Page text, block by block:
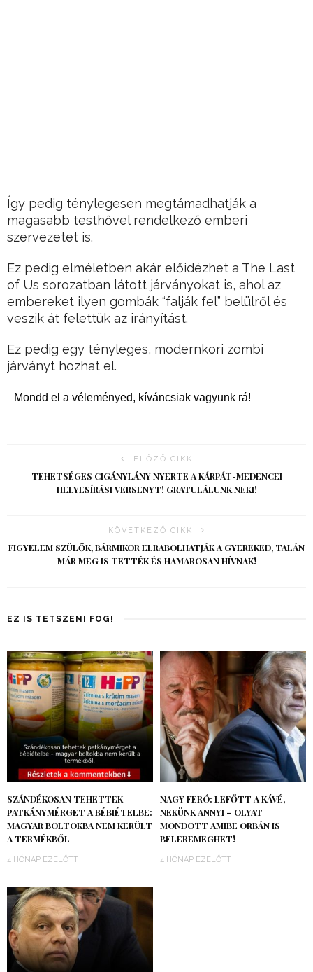
Így pedig ténylegesen megtámadhatják a
magasabb testhővel rendelkező emberi
szervezetet is.
Ez pedig elméletben akár előidézhet a The Last
of Us sorozatban látott járványokat is, ahol az
embereket ilyen gombák “falják fel” belülről és
veszik át felettük az irányítást.
Ez pedig egy tényleges, modernkori zombi
járványt hozhat el.
Mondd el a véleményed, kíváncsiak vagyunk rá!
ELŐZŐ CIKK
TEHETSÉGES CIGÁNYLÁNY NYERTE A KÁRPÁT-MEDENCEI
HELYESÍRÁSI VERSENYT! GRATULÁLUNK NEKI!
KÖVETKEZŐ CIKK
FIGYELEM SZÜLŐK, BÁRMIKOR ELRABOLHATJÁK A GYEREKED, TALÁN
MÁR MEG IS TETTÉK ÉS HAMAROSAN HÍVNAK!
EZ IS TETSZENI FOG!
SZÁNDÉKOSAN TEHETTEK
PATKÁNYMÉRGET A BÉBIÉTELBE:
MAGYAR BOLTOKBA NEM KERÜLT
A TERMÉKBŐL
4 HÓNAP EZELŐTT
NAGY FERÓ: LEFŐTT A KÁVÉ,
NEKÜNK ANNYI – OLYAT
MONDOTT AMIBE ORBÁN IS
BELEREMEGHET!
4 HÓNAP EZELŐTT